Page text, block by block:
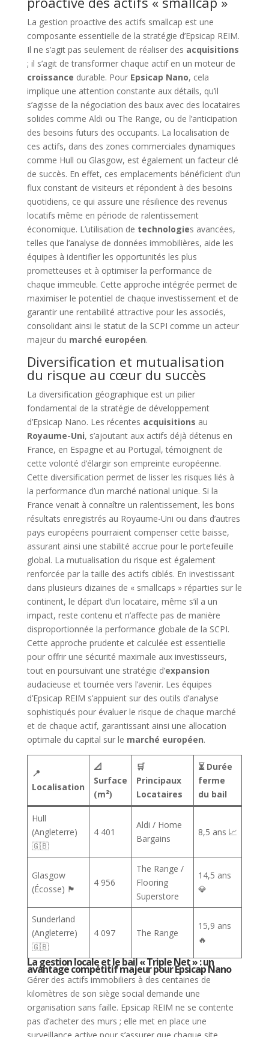
La gestion proactive des actifs smallcap est une
composante essentielle de la stratégie d’Epsicap REIM.
Il ne s’agit pas seulement de réaliser des acquisitions
; il s’agit de transformer chaque actif en un moteur de
croissance durable. Pour Epsicap Nano, cela
implique une attention constante aux détails, qu’il
s’agisse de la négociation des baux avec des locataires
solides comme Aldi ou The Range, ou de l’anticipation
des besoins futurs des occupants. La localisation de
ces actifs, dans des zones commerciales dynamiques
comme Hull ou Glasgow, est également un facteur clé
de succès. En effet, ces emplacements bénéficient d’un
flux constant de visiteurs et répondent à des besoins
quotidiens, ce qui assure une résilience des revenus
locatifs même en période de ralentissement
économique. L’utilisation de technologies avancées,
telles que l’analyse de données immobilières, aide les
équipes à identifier les opportunités les plus
prometteuses et à optimiser la performance de
chaque immeuble. Cette approche intégrée permet de
maximiser le potentiel de chaque investissement et de
garantir une rentabilité attractive pour les associés,
consolidant ainsi le statut de la SCPI comme un acteur
majeur du marché européen.
Diversification et mutualisation
du risque au cœur du succès
La diversification géographique est un pilier
fondamental de la stratégie de développement
d’Epsicap Nano. Les récentes acquisitions au
Royaume-Uni, s’ajoutant aux actifs déjà détenus en
France, en Espagne et au Portugal, témoignent de
cette volonté d’élargir son empreinte européenne.
Cette diversification permet de lisser les risques liés à
la performance d’un marché national unique. Si la
France venait à connaître un ralentissement, les bons
résultats enregistrés au Royaume-Uni ou dans d’autres
pays européens pourraient compenser cette baisse,
assurant ainsi une stabilité accrue pour le portefeuille
global. La mutualisation du risque est également
renforcée par la taille des actifs ciblés. En investissant
dans plusieurs dizaines de « smallcaps » réparties sur le
continent, le départ d’un locataire, même s’il a un
impact, reste contenu et n’affecte pas de manière
disproportionnée la performance globale de la SCPI.
Cette approche prudente et calculée est essentielle
pour offrir une sécurité maximale aux investisseurs,
tout en poursuivant une stratégie d’expansion
audacieuse et tournée vers l’avenir. Les équipes
d’Epsicap REIM s’appuient sur des outils d’analyse
sophistiqués pour évaluer le risque de chaque marché
et de chaque actif, garantissant ainsi une allocation
optimale du capital sur le marché européen.
📍
Localisation
📐
Surface
(m²)
🛒
Principaux
Locataires
⏳ Durée
ferme
du bail
Hull
(Angleterre)
🇬🇧
4 401
Aldi / Home
Bargains
8,5 ans 📈
Glasgow
(Écosse) 🏴󠁧󠁢󠁳󠁣󠁴󠁿
4 956
The Range /
Flooring
Superstore
14,5 ans
💎
Sunderland
(Angleterre)
🇬🇧
4 097 The Range
15,9 ans
🔥
La gestion locale et le bail « Triple Net » : un
avantage compétitif majeur pour Epsicap Nano
Gérer des actifs immobiliers à des centaines de
kilomètres de son siège social demande une
organisation sans faille. Epsicap REIM ne se contente
pas d’acheter des murs ; elle met en place une